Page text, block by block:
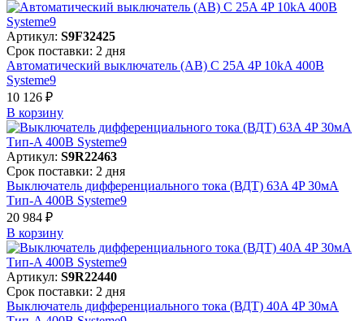
Артикул: S9F32425
Срок поставки: 2 дня
Автоматический выключатель (АВ) C 25A 4P 10kA 400В
Systeme9
10 126 ₽
В корзинy
Артикул: S9R22463
Срок поставки: 2 дня
Выключатель дифференциального тока (ВДТ) 63A 4P 30мА
Тип-A 400В Systeme9
20 984 ₽
В корзинy
Артикул: S9R22440
Срок поставки: 2 дня
Выключатель дифференциального тока (ВДТ) 40A 4P 30мА